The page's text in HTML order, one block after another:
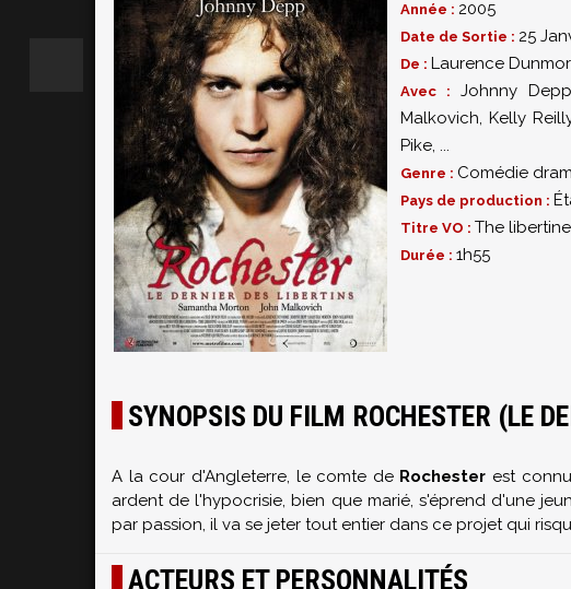
Année : 2005
Date de Sortie : 25
De : Laurence
Avec : Johnny Depp
Malkovich, Kelly
Pike, ...
Genre : Comédie
Pays de production :
Titre VO : The libertine
Durée : 1h55
SYNOPSIS DU FILM ROCHESTER (LE
A la cour d'Angleterre, le comte de Rochester est
ardent de l'hypocrisie, bien que marié, s'éprend d'une
par passion, il va se jeter tout entier dans ce projet qui
ACTEURS ET PERSONNALITÉS